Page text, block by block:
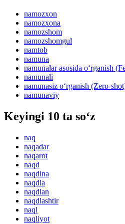
namozxon
namozxona
namozshom
namozshomgul
namtob
namuna
namunalar asosida o‘rganish
namunali
namunasiz o‘rganish (Zero-
namunaviy
Keyingi 10 ta so‘z
naq
naqadar
naqarot
naqd
naqdina
naqdla
naqdlan
naqdlashtir
naql
naqliyot